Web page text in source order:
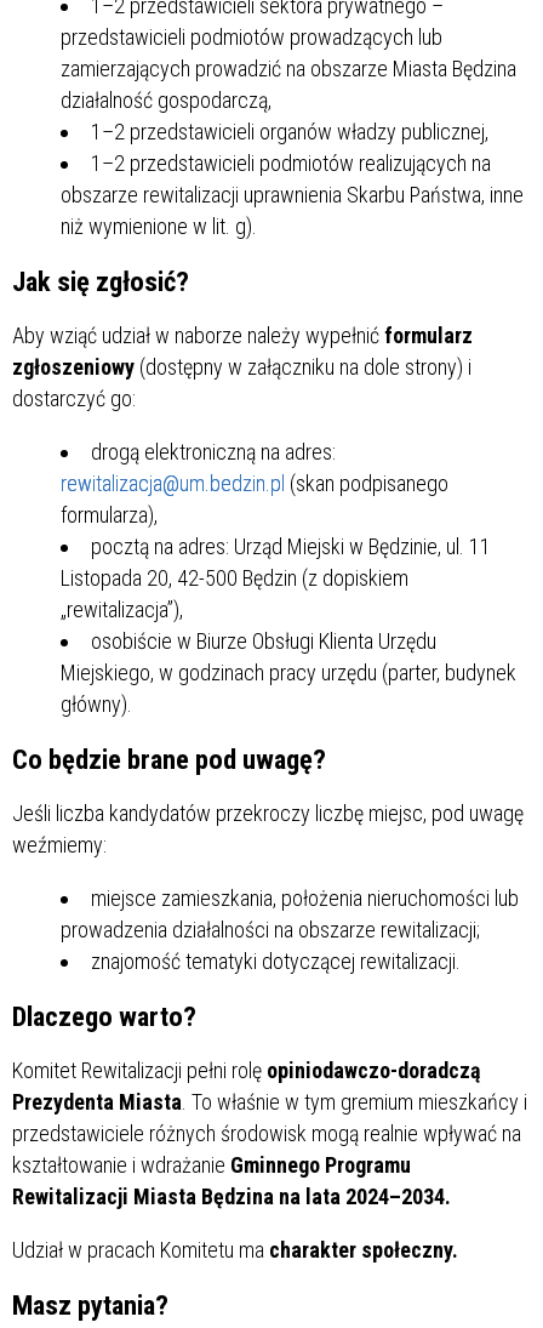
przedstawicieli podmiotów prowadzących lub
zamierzających prowadzić na obszarze Miasta Będzina
działalność gospodarczą,
1–2 przedstawicieli organów władzy publicznej,
1–2 przedstawicieli podmiotów realizujących na
obszarze rewitalizacji uprawnienia Skarbu Państwa, inne
niż wymienione w lit. g).
Jak się zgłosić?
Aby wziąć udział w naborze należy wypełnićformularz
zgłoszeniowy (dostępny w załączniku na dole strony) i
dostarczyć go:
drogą elektroniczną na adres:
rewitalizacja@um.bedzin.pl (skan podpisanego
formularza),
pocztą na adres: Urząd Miejski w Będzinie, ul. 11
Listopada 20, 42-500 Będzin (z dopiskiem
„rewitalizacja”),
osobiście w Biurze Obsługi Klienta Urzędu
Miejskiego, w godzinach pracy urzędu (parter, budynek
główny).
Co będzie brane pod uwagę?
Jeśli liczba kandydatów przekroczy liczbę miejsc, pod uwagę
weźmiemy:
miejsce zamieszkania, położenia nieruchomości lub
prowadzenia działalności na obszarze rewitalizacji;
znajomość tematyki dotyczącej rewitalizacji.
Dlaczego warto?
Komitet Rewitalizacji pełni rolę opiniodawczo-doradczą
Prezydenta Miasta . To właśnie w tym gremium mieszkańcy i
przedstawiciele różnych środowisk mogą realnie wpływać na
kształtowanie i wdrażanie Gminnego Programu
Rewitalizacji Miasta Będzina na lata 2024–2034.
Udział w pracach Komitetu ma charakter społeczny.
Masz pytania?